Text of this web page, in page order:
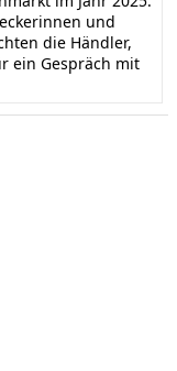
und
die Händler,
ein Gespräch mit